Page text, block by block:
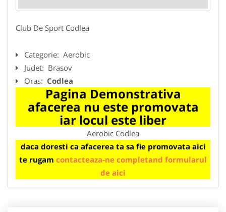
Club De Sport Codlea
Categorie: Aerobic
Judet: Brasov
Oras: Codlea
Pagina Demonstrativa
afacerea nu este promovata
iar locul este liber
Aerobic Codlea
daca doresti ca afacerea ta sa fie promovata aici
te rugam contacteaza-ne completand formularul
de aici